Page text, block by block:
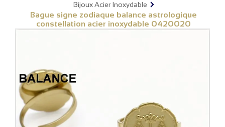
Bijoux Acier Inoxydable
Bague signe zodiaque balance astrologique
constellation acier inoxydable 0420020